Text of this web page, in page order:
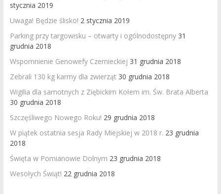
stycznia 2019
Uwaga! Będzie ślisko! 2 stycznia 2019
Parking przy targowisku – otwarty i ogólnodostępny 31
grudnia 2018
Wspomnienie Genowefy Czernieckiej 31 grudnia 2018
Zebrali 130 kg karmy dla zwierząt 30 grudnia 2018
Wigilia dla samotnych z Ziębickim Kołem im. Św. Brata Alberta
30 grudnia 2018
Szczęśliwego Nowego Roku! 29 grudnia 2018
W piątek ostatnia sesja Rady Miejskiej w 2018 r. 23 grudnia
2018
Święta w Pomianowie Dolnym 23 grudnia 2018
Wesołych Świąt! 22 grudnia 2018